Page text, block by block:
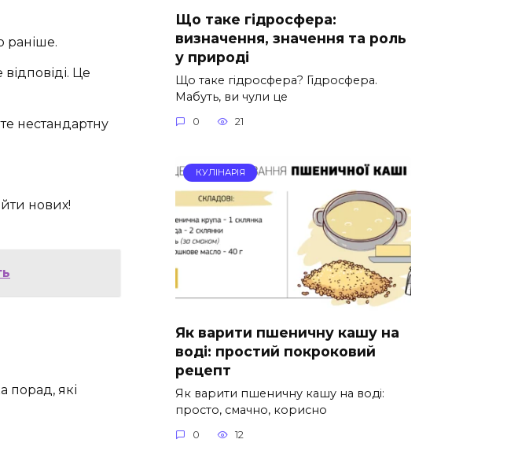
раніше.
Це
нестандартну
нових!
порад, які
Що таке гідросфера:
визначення, значення та роль
у природі
Що таке гідросфера? Гідросфера.
Мабуть, ви чули це
0 21
КУЛІНАРІЯ
Як варити пшеничну кашу на
воді: простий покроковий
рецепт
Як варити пшеничну кашу на воді:
просто, смачно, корисно
0 12